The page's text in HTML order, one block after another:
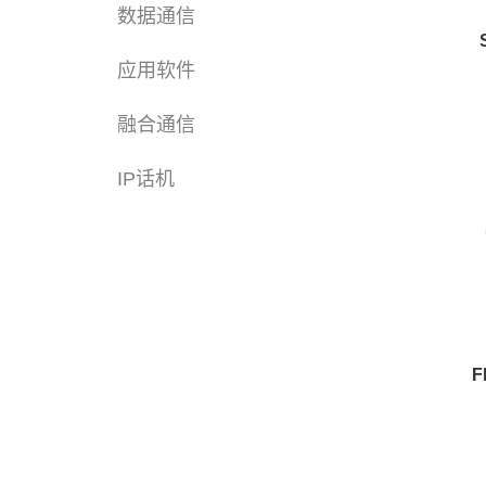
数据通信
应用软件
融合通信
IP话机